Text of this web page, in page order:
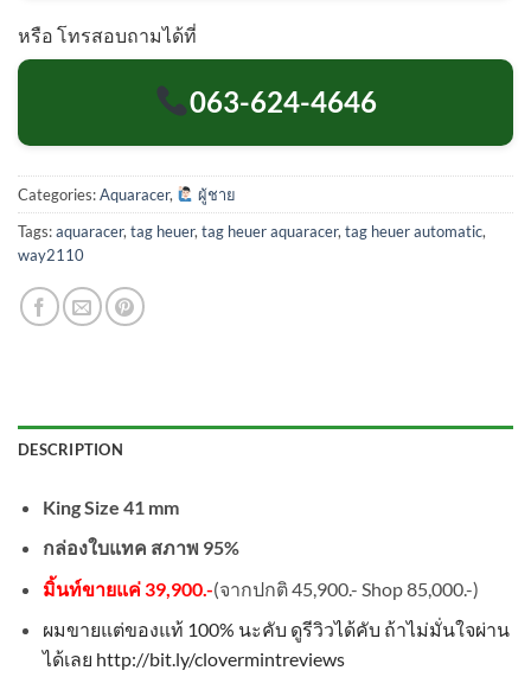
หรือ โทรสอบถามได้ที่
063-624-4646
Categories:Aquaracer,
ผู้ชาย
Tags:aquaracer, tag heuer, tag heuer aquaracer, tag heuer automatic,
way2110
DESCRIPTION
King Size 41 mm
กล่องใบแทค สภาพ 95%
มิ้นท์ขายแค่ 39,900.-(จากปกติ 45,900.- Shop 85,000.-)
ผมขายแต่ของแท้ 100% นะคับ ดูรีวิวได้คับ ถ้าไม่มั่นใจผ่าน
ได้เลย http://bit.ly/clovermintreviews